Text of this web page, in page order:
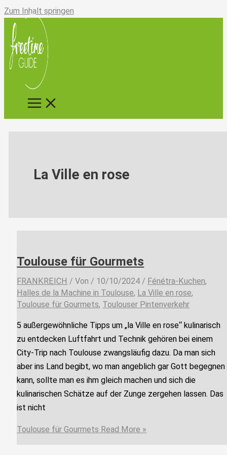
Zum Inhalt springen
La Ville en rose
Toulouse für Gourmets
FRANKREICH / Von / 10/10/2024 / Fénétra-Kuchen,
Halles de la Machine in Toulouse, La Ville en rose,
Toulouse für Gourmets, Toulouser Pintenverkehr
5 außergewöhnliche Tipps um „la Ville en rose“ kulinarisch
zu entdecken Luftfahrt und Technik gehören bei einem
City-Trip nach Toulouse zwangsläufig dazu. Da man sich
aber ins Land begibt, wo man angeblich gar Gott begegnen
kann, sollte man es ihm gleich machen und sich die
kulinarischen Schätze auf der Zunge zergehen lassen. Das
ist nicht
Toulouse für Gourmets Read More »